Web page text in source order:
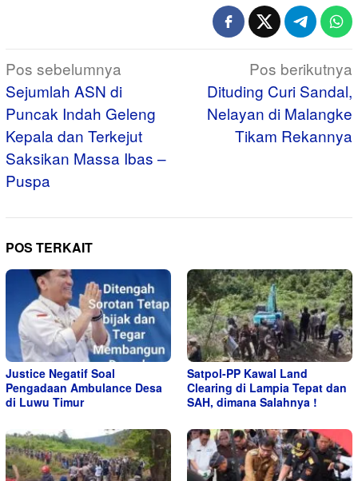
Navigasi
pos
Pos sebelumnya
Sejumlah ASN di
Puncak Indah Geleng
Kepala dan Terkejut
Saksikan Massa Ibas –
Puspa
Pos berikutnya
Dituding Curi Sandal,
Nelayan di Malangke
Tikam Rekannya
POS TERKAIT
Justice Negatif Soal
Pengadaan Ambulance Desa
di Luwu Timur
Satpol-PP Kawal Land
Clearing di Lampia Tepat dan
SAH, dimana Salahnya !